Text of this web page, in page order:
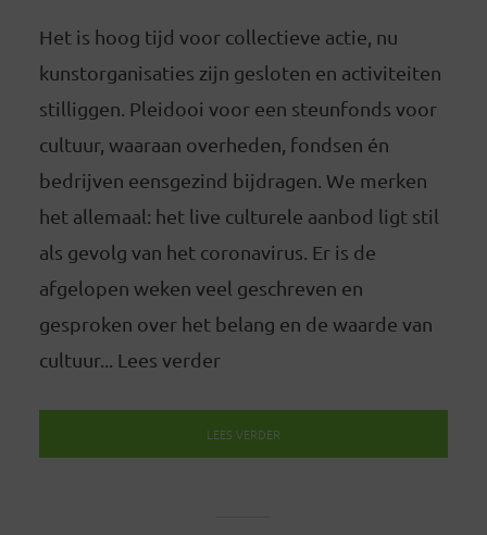
Het is hoog tijd voor collectieve actie, nu
kunstorganisaties zijn gesloten en activiteiten
stilliggen. Pleidooi voor een steunfonds voor
cultuur, waaraan overheden, fondsen én
bedrijven eensgezind bijdragen. We merken
het allemaal: het live culturele aanbod ligt stil
als gevolg van het coronavirus. Er is de
afgelopen weken veel geschreven en
gesproken over het belang en de waarde van
cultuur... Lees verder
LEES VERDER